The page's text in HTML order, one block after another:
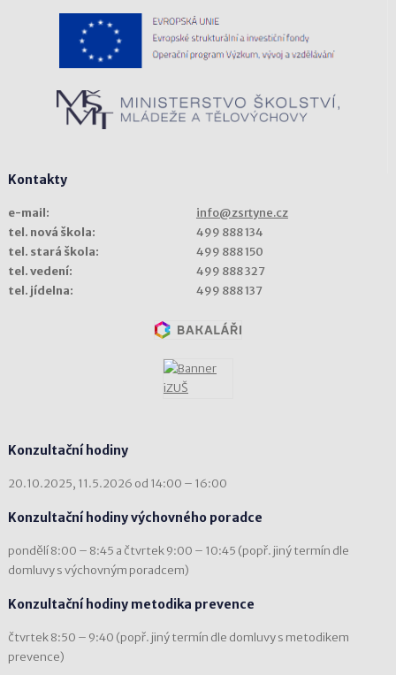
Kontakty
e-mail:
info@zsrtyne.cz
tel. nová škola:
499 888 134
tel. stará škola:
499 888 150
tel. vedení:
499 888 327
tel. jídelna:
499 888 137
Konzultační hodiny
20.10.2025, 11.5.2026 od 14:00 – 16:00
Konzultační hodiny výchovného poradce
pondělí 8:00 – 8:45 a čtvrtek 9:00 – 10:45 (popř. jiný termín dle
domluvy s výchovným poradcem)
Konzultační hodiny metodika prevence
čtvrtek 8:50 – 9:40 (popř. jiný termín dle domluvy s metodikem
prevence)